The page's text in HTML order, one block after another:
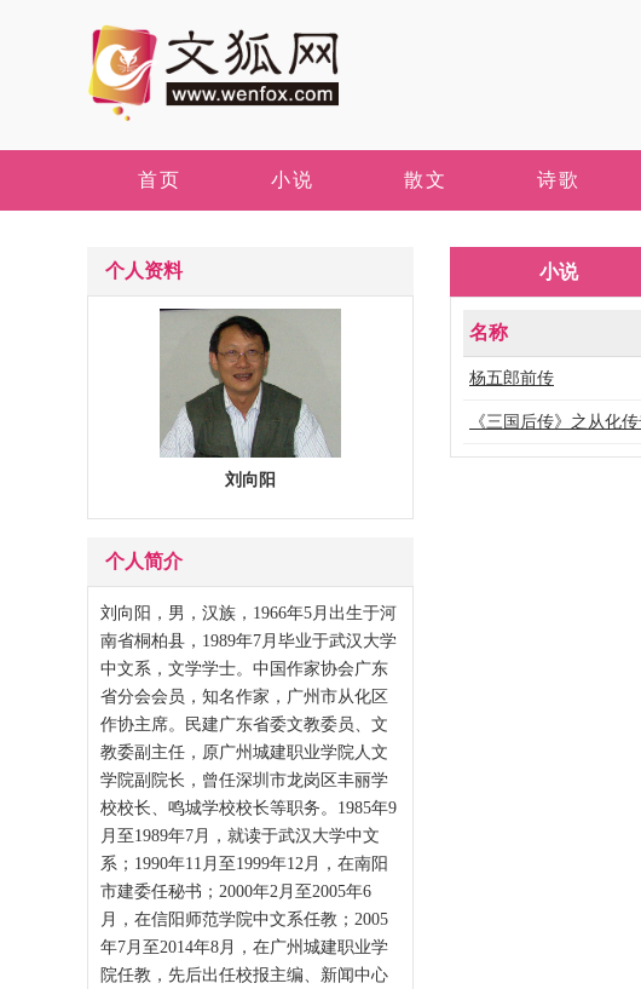
首页 小说 散文 诗歌
个人资料
刘向阳
个人简介
刘向阳，男，汉族，1966年5月出生于河
南省桐柏县，1989年7月毕业于武汉大学
中文系，文学学士。中国作家协会广东
省分会会员，知名作家，广州市从化区
作协主席。民建广东省委文教委员、文
教委副主任，原广州城建职业学院人文
学院副院长，曾任深圳市龙岗区丰丽学
校校长、鸣城学校校长等职务。1985年9
月至1989年7月，就读于武汉大学中文
系；1990年11月至1999年12月，在南阳
市建委任秘书；2000年2月至2005年6
月，在信阳师范学院中文系任教；2005
年7月至2014年8月，在广州城建职业学
院任教，先后出任校报主编、新闻中心
小说
名称
杨五郎前传
《三国后传》之从化